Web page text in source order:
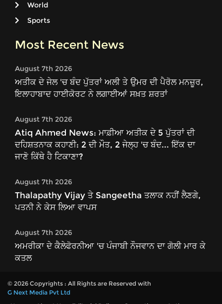
World
Sports
Most Recent News
August 7th 2026
ਅਤੀਕ ਦੇ ਜੇਲ 'ਚ ਬੰਦ ਪੁੱਤਰਾਂ ਅਲੀ ਤੇ ਉਮਰ ਦੀ ਪੈਰੋਲ ਮਨਜ਼ੂਰ,
ਇਲਾਹਾਬਾਦ ਹਾਈਕੋਰਟ ਨੇ ਲਗਾਈਆਂ ਸਖ਼ਤ ਸ਼ਰਤਾਂ
August 7th 2026
Atiq Ahmed News: ਮਾਫ਼ੀਆ ਅਤੀਕ ਦੇ 5 ਪੁੱਤਰਾਂ ਦੀ
ਦਹਿਸ਼ਤਨਾਕ ਕਹਾਣੀ: 2 ਦੀ ਮੌਤ, 2 ਜੇਲ੍ਹ 'ਚ ਬੰਦ... ਇੱਕ ਦਾ
ਜਾਣੋ ਕਿੱਥੇ ਹੈ ਟਿਕਾਣਾ?
August 7th 2026
Thalapathy Vijay ਤੇ Sangeetha ਤਲਾਕ ਨਹੀਂ ਲੈਣਗੇ,
ਪਤਨੀ ਨੇ ਕੇਸ ਲਿਆ ਵਾਪਸ
August 7th 2026
ਅਮਰੀਕਾ ਦੇ ਕੈਲੇਫੋਰਨੀਆ 'ਚ ਪੰਜਾਬੀ ਨੌਜਵਾਨ ਦਾ ਗੋਲੀ ਮਾਰ ਕੇ
ਕਤਲ
© 2026 Copyrights : All Rights are Reserved with
G Next Media Pvt Ltd